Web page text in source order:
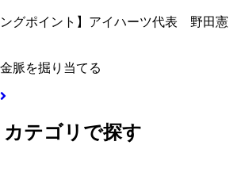
ングポイント】アイハーツ代表 野田憲
脈を掘り当てる
カテゴリで探す